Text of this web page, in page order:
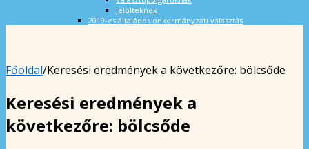
Jelölteknek
2019-es általános önkormányzati választás
Főoldal/Keresési eredmények a következőre: bölcsőde
Keresési eredmények a
következőre: bölcsőde